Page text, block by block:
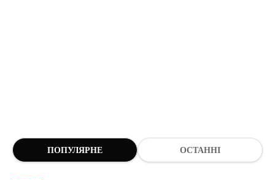
ПОПУЛЯРНЕ ОСТАННІ